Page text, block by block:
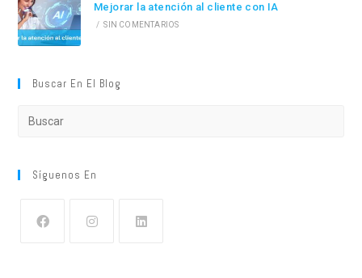
Mejorar la atención al cliente con IA
/ SIN COMENTARIOS
Buscar En El Blog
Síguenos En